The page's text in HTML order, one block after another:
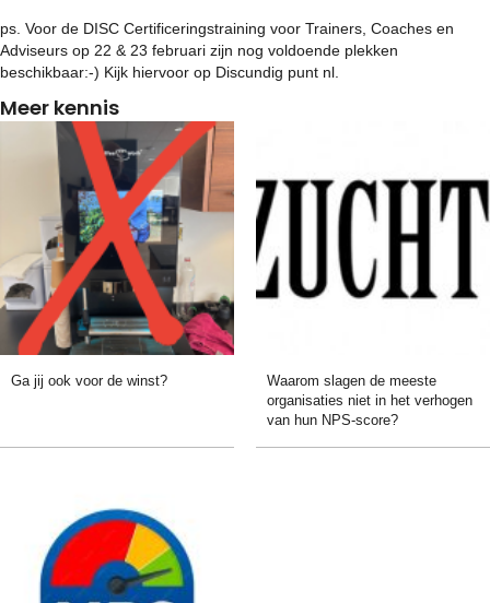
ps. Voor de DISC Certificeringstraining voor Trainers, Coaches en
Adviseurs op 22 & 23 februari zijn nog voldoende plekken
beschikbaar:-) Kijk hiervoor op Discundig punt nl.
Meer kennis
Ga jij ook voor de winst?
Waarom slagen de meeste
organisaties niet in het verhogen
van hun NPS-score?